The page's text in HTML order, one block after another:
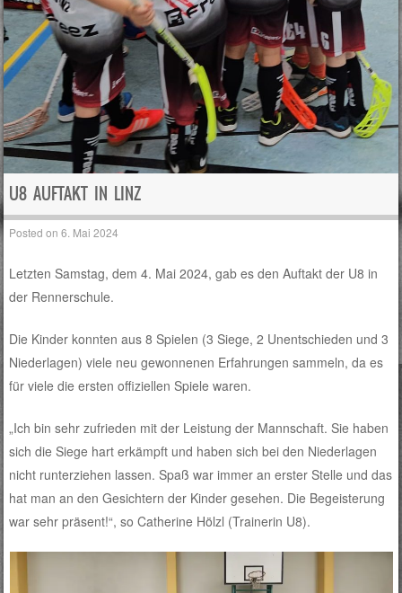
U8 AUFTAKT IN LINZ
Posted on6. Mai 2024
Letzten Samstag, dem 4. Mai 2024, gab es den Auftakt der U8 in
der Rennerschule.
Die Kinder konnten aus 8 Spielen (3 Siege, 2 Unentschieden und 3
Niederlagen) viele neu gewonnenen Erfahrungen sammeln, da es
für viele die ersten offiziellen Spiele waren.
„Ich bin sehr zufrieden mit der Leistung der Mannschaft. Sie haben
sich die Siege hart erkämpft und haben sich bei den Niederlagen
nicht runterziehen lassen. Spaß war immer an erster Stelle und das
hat man an den Gesichtern der Kinder gesehen. Die Begeisterung
war sehr präsent!“, so Catherine Hölzl (Trainerin U8).